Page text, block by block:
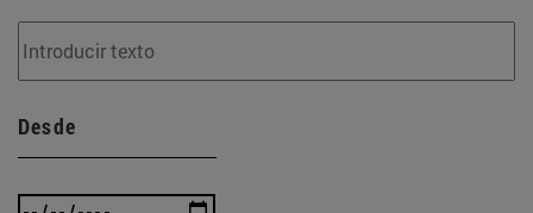
Desde